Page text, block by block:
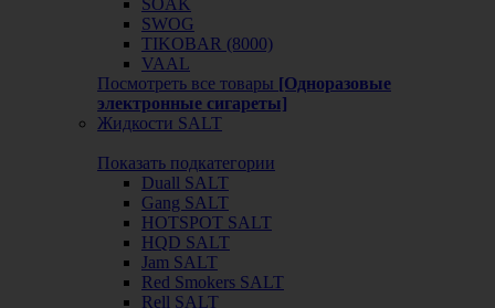
SWOG
TIKOBAR (8000)
VAAL
Посмотреть все товары [Одноразовые
электронные сигареты]
Жидкости SALT
Показать подкатегории
Duall SALT
Gang SALT
HOTSPOT SALT
HQD SALT
Jam SALT
Red Smokers SALT
Rell SALT